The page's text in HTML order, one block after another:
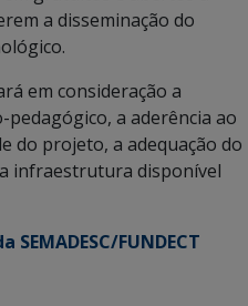
a disseminação do
em consideração a
a aderência ao
do projeto, a adequação do
infraestrutura disponível
SEMADESC/FUNDECT